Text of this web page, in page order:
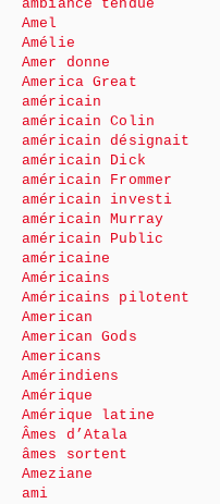
ambiance tendue
Amel
Amélie
Amer donne
America Great
américain
américain Colin
américain désignait
américain Dick
américain Frommer
américain investi
américain Murray
américain Public
américaine
Américains
Américains pilotent
American
American Gods
Americans
Amérindiens
Amérique
Amérique latine
Âmes d’Atala
âmes sortent
Ameziane
ami